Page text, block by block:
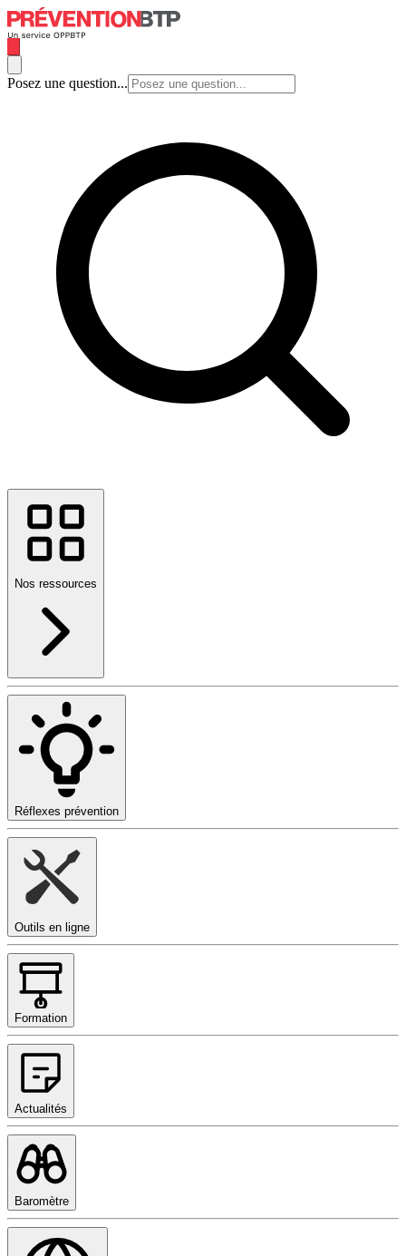
Posez une question...
Nos ressources
Réflexes prévention
Outils en ligne
Formation
Actualités
Baromètre